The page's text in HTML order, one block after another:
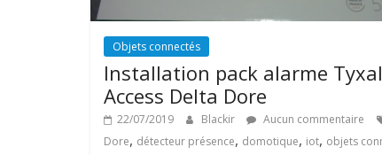
Objets connectés
Installation pack alarme
Access Delta Dore
22/07/2019 Blackir Aucun commentaire
Dore, détecteur présence, domotique, iot, objets